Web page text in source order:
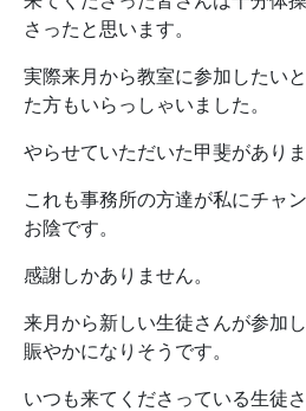
さったと思います。
実際来月から教室に参加したい
た方もいらっしゃいました。
やらせていただいた甲斐がありま
これも事務所の方達が私にチャ
お陰です。
感謝しかありません。
来月から新しい生徒さんが参加
賑やかになりそうです。
いつも来てくださっている生徒